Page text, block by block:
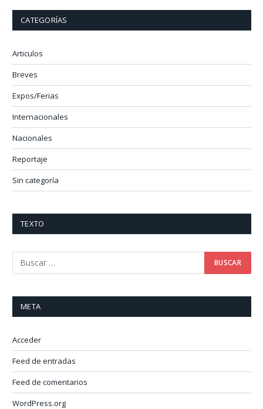
CATEGORÍAS
Articulos
Breves
Expos/Ferias
Internacionales
Nacionales
Reportaje
Sin categoría
TEXTO
META
Acceder
Feed de entradas
Feed de comentarios
WordPress.org